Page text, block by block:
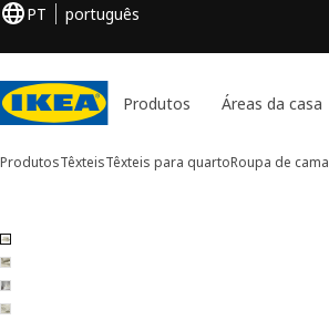
PT português
Produtos Áreas da casa
ProdutosTêxteisTêxteis para quartoRoupa de cama
5 imagens de SORGMANTEL
imagens